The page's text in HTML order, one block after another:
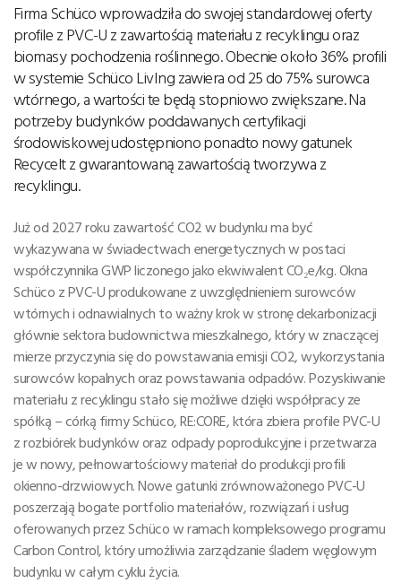
Firma Schüco wprowadziła do swojej standardowej oferty
profile z PVC-U z zawartością materiału z recyklingu oraz
biomasy pochodzenia roślinnego. Obecnie około 36% profili
w systemie Schüco LivIng zawiera od 25 do 75% surowca
wtórnego, a wartości te będą stopniowo zwiększane. Na
potrzeby budynków poddawanych certyfikacji
środowiskowej udostępniono ponadto nowy gatunek
Recycelt z gwarantowaną zawartością tworzywa z
recyklingu.
Już od 2027 roku zawartość CO2 w budynku ma być
wykazywana w świadectwach energetycznych w postaci
współczynnika GWP liczonego jako ekwiwalent CO₂e/kg. Okna
Schüco z PVC-U produkowane z uwzględnieniem surowców
wtórnych i odnawialnych to ważny krok w stronę dekarbonizacji
głównie sektora budownictwa mieszkalnego, który w znaczącej
mierze przyczynia się do powstawania emisji CO2, wykorzystania
surowców kopalnych oraz powstawania odpadów. Pozyskiwanie
materiału z recyklingu stało się możliwe dzięki współpracy ze
spółką – córką firmy Schüco, RE:CORE, która zbiera profile PVC-U
z rozbiórek budynków oraz odpady poprodukcyjne i przetwarza
je w nowy, pełnowartościowy materiał do produkcji profili
okienno-drzwiowych. Nowe gatunki zrównoważonego PVC-U
poszerzają bogate portfolio materiałów, rozwiązań i usług
oferowanych przez Schüco w ramach kompleksowego programu
Carbon Control, który umożliwia zarządzanie śladem węglowym
budynku w całym cyklu życia.